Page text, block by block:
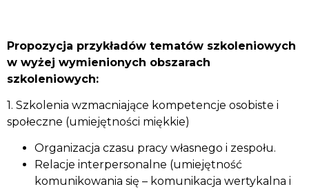
Propozycja przykładów tematów szkoleniowych
w wyżej wymienionych obszarach
szkoleniowych:
1. Szkolenia wzmacniające kompetencje osobiste i
społeczne (umiejętności miękkie)
Organizacja czasu pracy własnego i zespołu.
Relacje interpersonalne (umiejętność
komunikowania się – komunikacja wertykalna i